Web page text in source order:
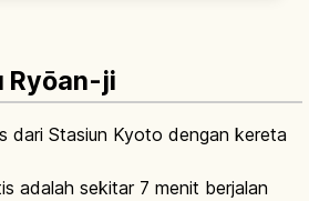
Ryōan-ji
dari Stasiun Kyoto dengan kereta
adalah sekitar 7 menit berjalan